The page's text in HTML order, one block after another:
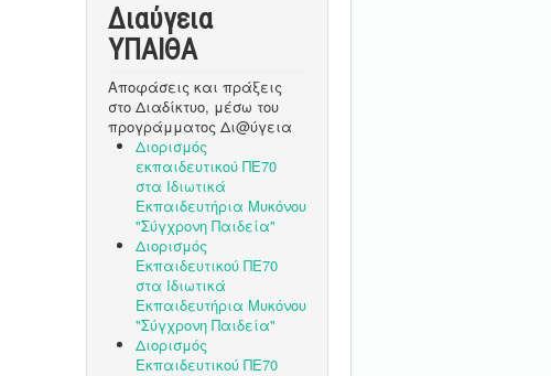
Διαύγεια
ΥΠΑΙΘA
Αποφάσεις και πράξεις
στο Διαδίκτυο, μέσω του
προγράμματος Δι@ύγεια
Διορισμός
εκπαιδευτικού ΠΕ70
στα Ιδιωτικά
Εκπαιδευτήρια Μυκόνου
"Σύγχρονη Παιδεία"
Διορισμός
Εκπαιδευτικού ΠΕ70
στα Ιδιωτικά
Εκπαιδευτήρια Μυκόνου
"Σύγχρονη Παιδεία"
Διορισμός
Εκπαιδευτικού ΠΕ70